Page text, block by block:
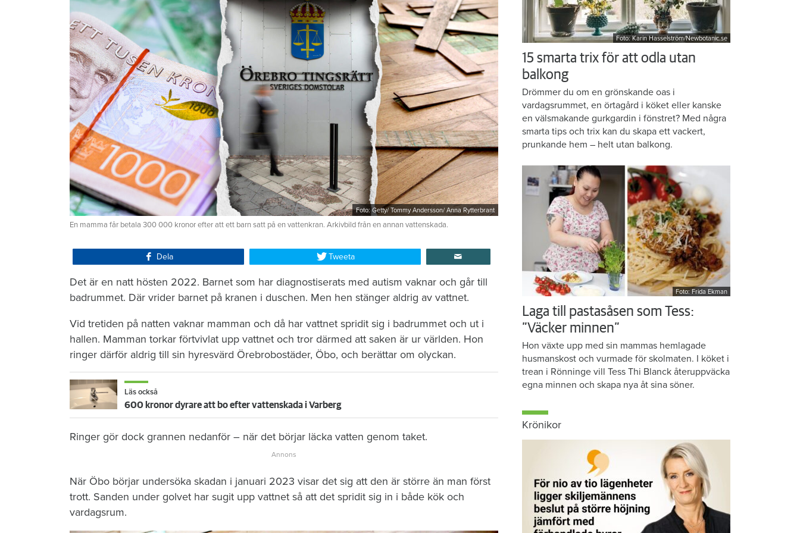
Foto: Getty/ Tommy Andersson/ Anna Rytterbrant
En mamma får betala 300 000 kronor efter att ett barn satt på en vattenkran. Arkivbild från en annan vattenskada.
Dela Tweeta
Det är en natt hösten 2022. Barnet som har diagnostiserats med autism vaknar och går till
badrummet. Där vrider barnet på kranen i duschen. Men hen stänger aldrig av vattnet.
Vid tretiden på natten vaknar mamman och då har vattnet spridit sig i badrummet och ut i
hallen. Mamman torkar förtvivlat upp vattnet och tror därmed att saken är ur världen. Hon
ringer därför aldrig till sin hyresvärd Örebrobostäder, Öbo, och berättar om olyckan.
Läs också
600 kronor dyrare att bo efter vattenskada i Varberg
Ringer gör dock grannen nedanför – när det börjar läcka vatten genom taket.
När Öbo börjar undersöka skadan i januari 2023 visar det sig att den är större än man först
trott. Sanden under golvet har sugit upp vattnet så att det spridit sig in i både kök och
vardagsrum.
Foto: Karin Hasselström/Newbotanic.se
15 smarta trix för att odla utan
balkong
Drömmer du om en grönskande oas i
vardagsrummet, en örtagård i köket eller kanske
en välsmakande gurkgardin i fönstret? Med några
smarta tips och trix kan du skapa ett vackert,
prunkande hem – helt utan balkong.
Foto: Frida Ekman
Laga till pastasåsen som Tess:
”Väcker minnen”
Hon växte upp med sin mammas hemlagade
husmanskost och vurmade för skolmaten. I köket i
trean i Rönninge vill Tess Thi Blanck återuppväcka
egna minnen och skapa nya åt sina söner.
Krönikor